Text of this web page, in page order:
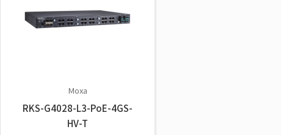
Moxa
RKS-G4028-L3-PoE-4GS-
HV-T